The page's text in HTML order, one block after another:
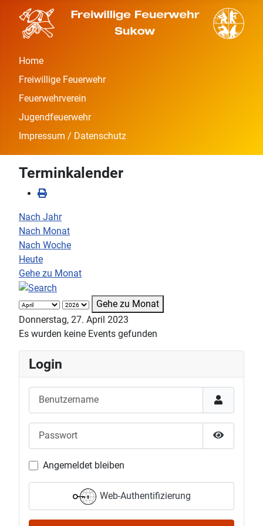
Home
Freiwillige Feuerwehr
Feuerwehrverein
Jugendfeuerwehr
Impressum / Datenschutz
Terminkalender
Nach Jahr
Nach Monat
Nach Woche
Heute
Gehe zu Monat
Gehe zu Monat
Donnerstag, 27. April 2023
Es wurden keine Events gefunden
Login
Passwort
Passwort
Angemeldet bleiben
Web-Authentifizierung